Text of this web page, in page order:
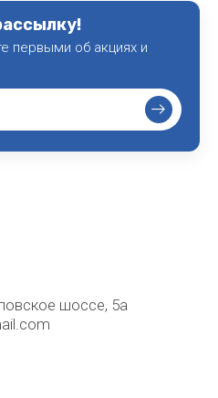
первыми об акциях и
шоссе, 5а